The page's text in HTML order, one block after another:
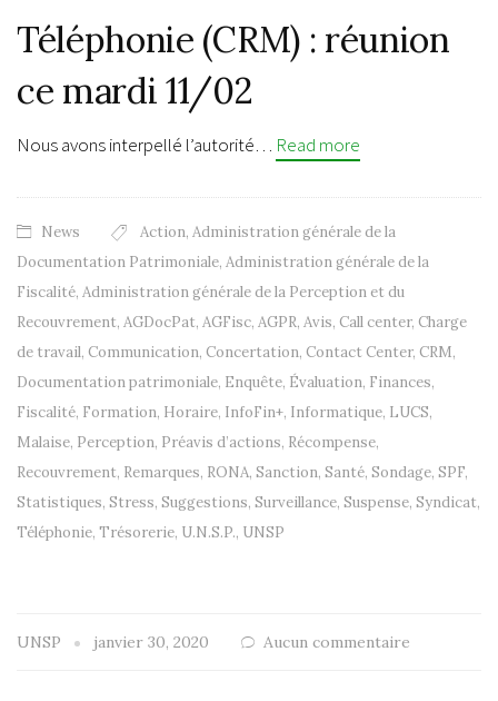
Téléphonie (CRM) : réunion
ce mardi 11/02
Nous avons interpellé l’autorité… Read more
News Action, Administration générale de la
Documentation Patrimoniale, Administration générale de la
Fiscalité, Administration générale de la Perception et du
Recouvrement, AGDocPat, AGFisc, AGPR, Avis, Call center, Charge
de travail, Communication, Concertation, Contact Center, CRM,
Documentation patrimoniale, Enquête, Évaluation, Finances,
Fiscalité, Formation, Horaire, InfoFin+, Informatique, LUCS,
Malaise, Perception, Préavis d’actions, Récompense,
Recouvrement, Remarques, RONA, Sanction, Santé, Sondage, SPF,
Statistiques, Stress, Suggestions, Surveillance, Suspense, Syndicat,
Téléphonie, Trésorerie, U.N.S.P., UNSP
UNSP janvier 30, 2020 Aucun commentaire